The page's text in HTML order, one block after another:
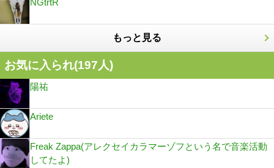
もっと見る
お気に入られ(197人)
陽祐
Ariete
Freak Zappa(アレクセイカラマーゾフという名で音楽活動
してたよ)